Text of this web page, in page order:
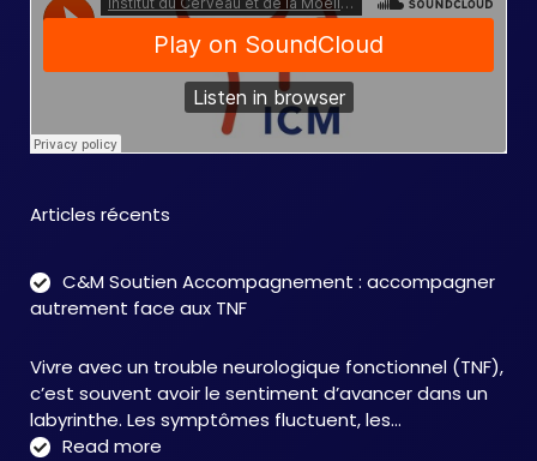
Articles récents
C&M Soutien Accompagnement : accompagner
autrement face aux TNF
Vivre avec un trouble neurologique fonctionnel (TNF),
c’est souvent avoir le sentiment d’avancer dans un
labyrinthe. Les symptômes fluctuent, les…
Read more